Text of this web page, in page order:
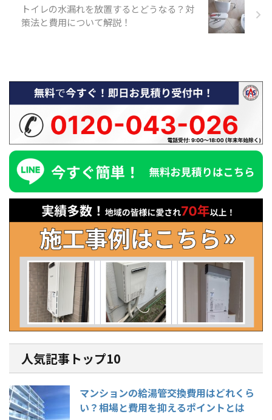
トイレの水漏れを放置するとどうなる？対
策法と費用について解説！
人気記事トップ10
マンションの給湯管交換費用はどれくら
い？相場と費用を抑えるポイントとは